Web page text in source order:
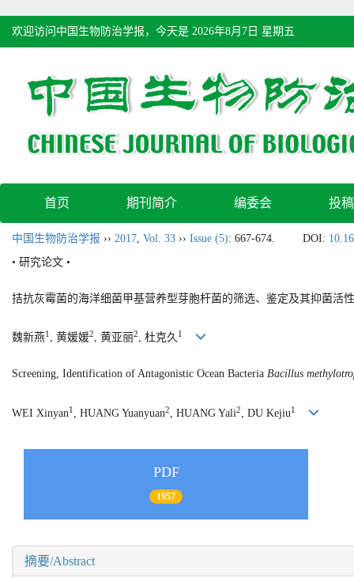
欢迎访问中国生物防治学报，今天是 2026年8月7日 星期五
首页 期刊简介 编委会 投
中国生物防治学报 ›› 2017, Vol. 33 ›› Issue (5): 667-674. DOI:
• 研究论文 •
拮抗灰霉菌的海洋细菌甲基营养型芽胞杆菌的筛选、鉴定及其抑菌活
魏新燕1 , 黄媛媛2, 黄亚丽2, 杜克久 1
Screening, Identification of Antagonistic Ocean Bacteria Bacillus
WEI Xinyan1 , HUANG Yuanyuan2 , HUANG Yali2 , DU Kejiu1
PDF
1957
摘要/Abstract